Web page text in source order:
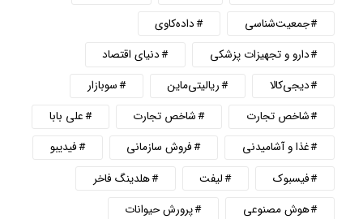
جمعیت‌شناسی
داده‌کاوی
دارو و تجهیزات پزشکی
دنیای اقتصاد
دیجی‌کالا
ریالیتی‌ماین
سوبازار
شاخص تجارت
شاخص تجارت
علی بابا
غذا و آشامیدنی
فروش سازمانی
فیدیبو
فیسبوک
لیفت
هلدینگ فاخر
هوش مصنوعی
پرورش حیوانات